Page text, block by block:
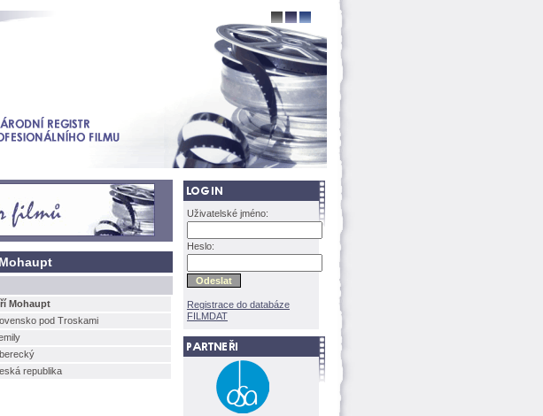
Mohaupt
pod Troskami
republika
Uživatelské jméno:
Heslo:
Registrace do databáze
FILMDAT